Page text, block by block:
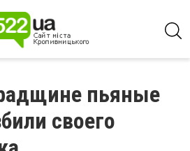
пьяные
своего